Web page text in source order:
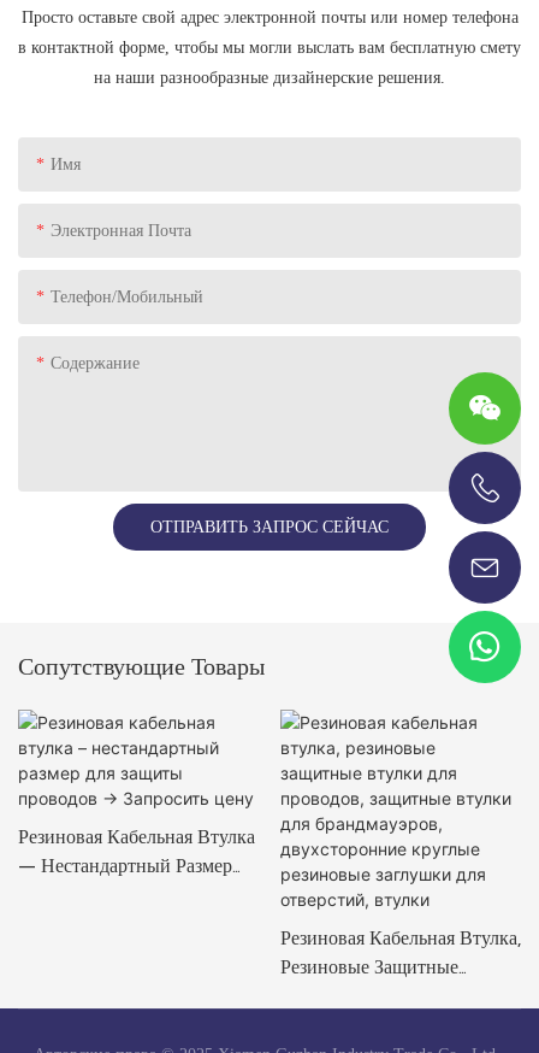
Просто оставьте свой адрес электронной почты или номер телефона
в контактной форме, чтобы мы могли выслать вам бесплатную смету
на наши разнообразные дизайнерские решения.
Имя
Электронная Почта
Телефон/Мобильный
Содержание
ОТПРАВИТЬ ЗАПРОС СЕЙЧАС
Сопутствующие Товары
Резиновая Кабельная Втулка
– Нестандартный Размер
Резиновая Кабельная Втулка,
Резиновые Защитные